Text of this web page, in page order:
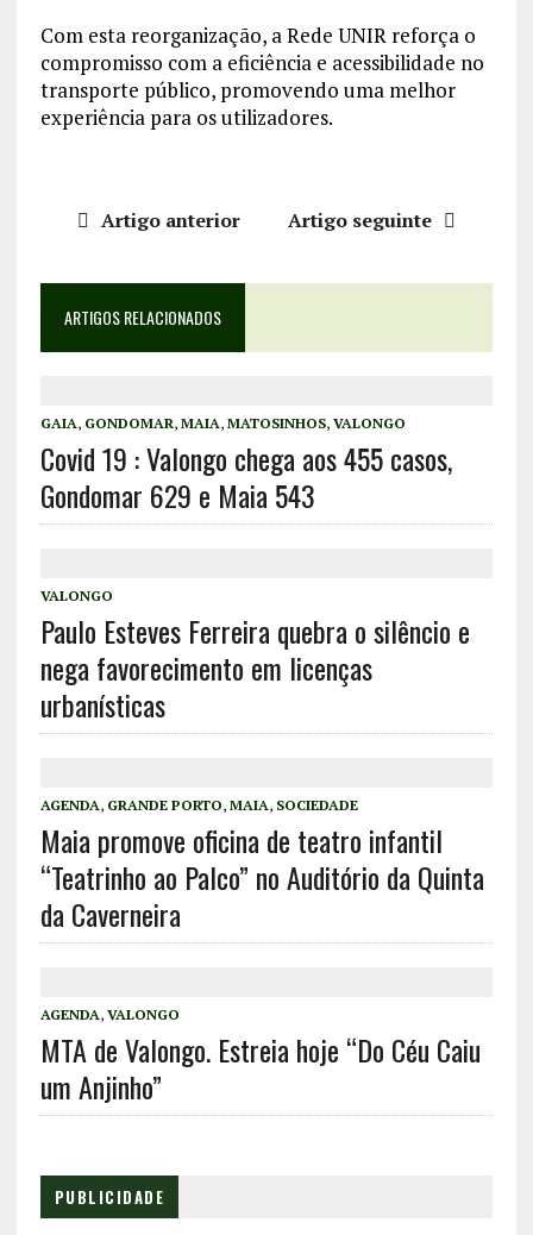
Com esta reorganização, a Rede UNIR reforça o
compromisso com a eficiência e acessibilidade no
transporte público, promovendo uma melhor
experiência para os utilizadores.
Artigo anterior Artigo seguinte
ARTIGOS RELACIONADOS
GAIA, GONDOMAR, MAIA, MATOSINHOS, VALONGO
Covid 19 : Valongo chega aos 455 casos,
Gondomar 629 e Maia 543
VALONGO
Paulo Esteves Ferreira quebra o silêncio e
nega favorecimento em licenças
urbanísticas
AGENDA, GRANDE PORTO, MAIA, SOCIEDADE
Maia promove oficina de teatro infantil
“Teatrinho ao Palco” no Auditório da Quinta
da Caverneira
AGENDA, VALONGO
MTA de Valongo. Estreia hoje “Do Céu Caiu
um Anjinho”
PUBLICIDADE